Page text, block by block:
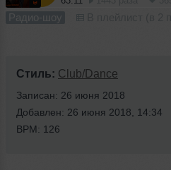
Радио-шоу
Стиль: Club/Dance
Записан: 26 июня 2018
Добавлен: 26 июня 2018, 14:34
BPM: 126